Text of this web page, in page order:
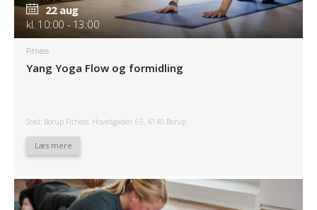
22 aug
kl. 10:00 - 13:00
Fitness
Yang Yoga Flow og formidling
Sted: Borup Fitness, Hovedgaden 65, 4140 Borup
Læs mere